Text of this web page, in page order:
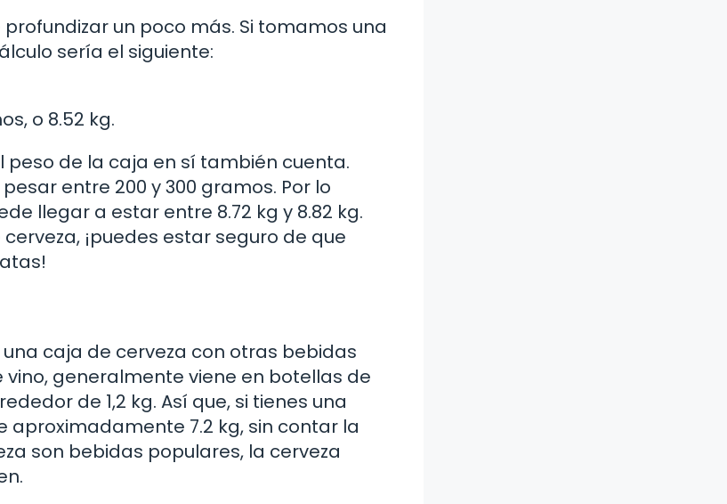
un poco más. Si tomamos una
sería el siguiente:
o 8.52 kg.
peso de la caja en sí también cuenta.
entre 200 y 300 gramos. Por lo
llegar a estar entre 8.72 kg y 8.82 kg.
¡puedes estar seguro de que
caja de cerveza con otras bebidas
generalmente viene en botellas de
de 1,2 kg. Así que, si tienes una
7.2 kg, sin contar la
son bebidas populares, la cerveza